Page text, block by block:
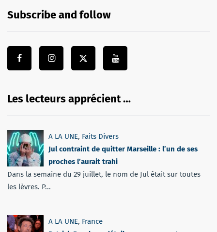
Subscribe and follow
Les lecteurs apprécient …
A LA UNE, Faits Divers
Jul contraint de quitter Marseille : l’un de ses
proches l’aurait trahi
Dans la semaine du 29 juillet, le nom de Jul était sur toutes
les lèvres. P...
A LA UNE, France